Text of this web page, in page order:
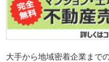
大手から地域密着企業まで